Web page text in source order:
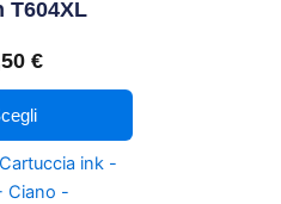
T604XL
€
varianti.
opzioni
possono
essere